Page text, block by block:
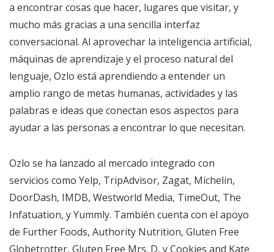
a encontrar cosas que hacer, lugares que visitar, y
mucho más gracias a una sencilla interfaz
conversacional. Al aprovechar la inteligencia artificial,
máquinas de aprendizaje y el proceso natural del
lenguaje, Ozlo está aprendiendo a entender un
amplio rango de metas humanas, actividades y las
palabras e ideas que conectan esos aspectos para
ayudar a las personas a encontrar lo que necesitan.
Ozlo se ha lanzado al mercado integrado con
servicios como Yelp, TripAdvisor, Zagat, Michelin,
DoorDash, IMDB, Westworld Media, TimeOut, The
Infatuation, y Yummly. También cuenta con el apoyo
de Further Foods, Authority Nutrition, Gluten Free
Globetrotter, Gluten Free Mrs. D, y Cookies and Kate